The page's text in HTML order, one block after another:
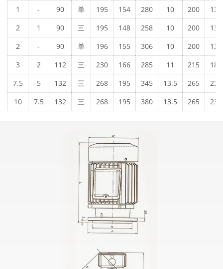
1
- 90 单 195 154 280 10 200
130
2
1 90 三 195 148 258 10 200
130
2
- 90 单 196 155 306 10 200
130
3
2 112 三 230 166 285 11 215
180
7.5
5 132 三 268 195 345 13.5 265
230
10
7.5 132 三 268 195 380 13.5 265 230